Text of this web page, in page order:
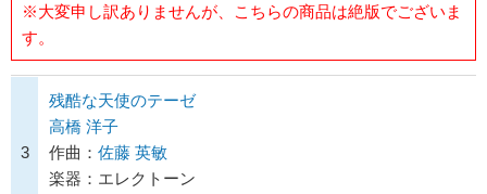
※大変申し訳ありませんが、こちらの商品は絶版でございま
す。
3
残酷な天使のテーゼ
高橋 洋子
作曲： 佐藤 英敏
楽器：エレクトーン